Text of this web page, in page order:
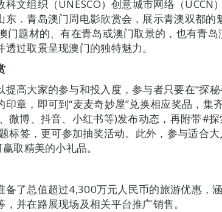
文组织（UNESCO）创意城市网络（UCCN
东．青岛澳门周电影欣赏会，展示青澳双都的
门题材的、有在青岛或澳门取景的，也有青岛
过取景呈现澳门的独特魅力。
高大家的参与和投入度，参与者只要在“探
章，即可到“麦麦奇妙屋”兑换相应奖品，集
微博、抖音、小红书等)发布动态，再附带#
标签，更可参加抽奖活动。此外，参与适合
取精美的小礼品。
备了总值超过4,300万元人民币的旅游优惠，
并在路展现场及相关平台推广销售。